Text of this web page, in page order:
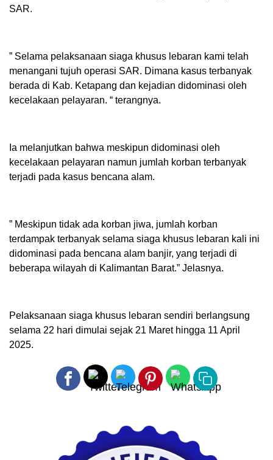
SAR.
” Selama pelaksanaan siaga khusus lebaran kami telah
menangani tujuh operasi SAR. Dimana kasus terbanyak
berada di Kab. Ketapang dan kejadian didominasi oleh
kecelakaan pelayaran. “ terangnya.
Ia melanjutkan bahwa meskipun didominasi oleh
kecelakaan pelayaran namun jumlah korban terbanyak
terjadi pada kasus bencana alam.
” Meskipun tidak ada korban jiwa, jumlah korban
terdampak terbanyak selama siaga khusus lebaran kali ini
didominasi pada bencana alam banjir, yang terjadi di
beberapa wilayah di Kalimantan Barat.” Jelasnya.
Pelaksanaan siaga khusus lebaran sendiri berlangsung
selama 22 hari dimulai sejak 21 Maret hingga 11 April
2025.